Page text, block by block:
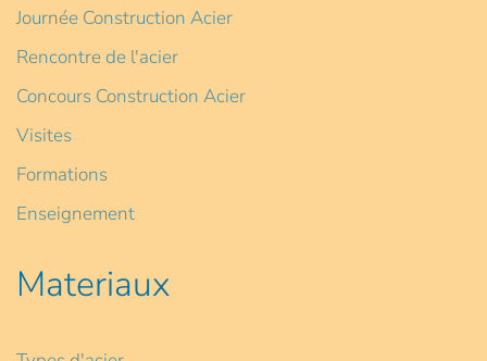
Journée Construction Acier
Rencontre de l'acier
Concours Construction Acier
Visites
Formations
Enseignement
Materiaux